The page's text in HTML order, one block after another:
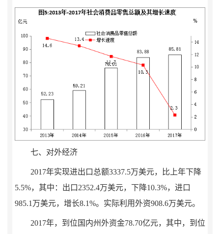
七、对外经济
2017年实现进出口总额3337.5万美元，比上年下降
5.5%，其中：出口 2352.4万美元，下降10.3%，进口
985.1 万美元，增长8.1%。实际利用外资908.6万美元。
2017年，到位国内州外资金78.70亿元，其中，到位